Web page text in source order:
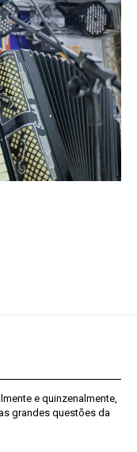
e quinzenalmente,
grandes questões da